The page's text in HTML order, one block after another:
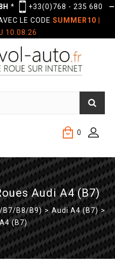
* +33(0)768 - 235 680
—
LE CODE SUMMER10
10.08.26
0
Audi A4 (B7)
B7/B8/B9) > Audi A4 (B7) >
(B7)